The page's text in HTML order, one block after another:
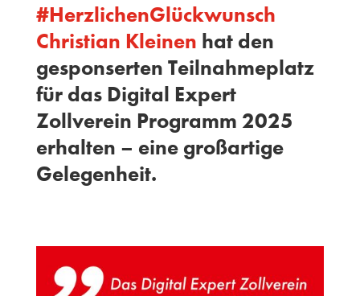
#HerzlichenGlückwunsch
Christian Kleinen hat den
gesponserten Teilnahmeplatz
für das Digital Expert
Zollverein Programm 2025
erhalten – eine großartige
Gelegenheit.